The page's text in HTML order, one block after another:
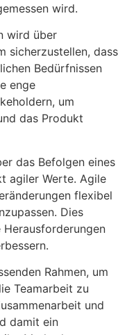
wird.
wird über
sicherzustellen, dass
Bedürfnissen
enge
um
das Produkt
das Befolgen eines
agiler Werte. Agile
flexibel
Dies
Rahmen, um
Teamarbeit zu
und
damit ein